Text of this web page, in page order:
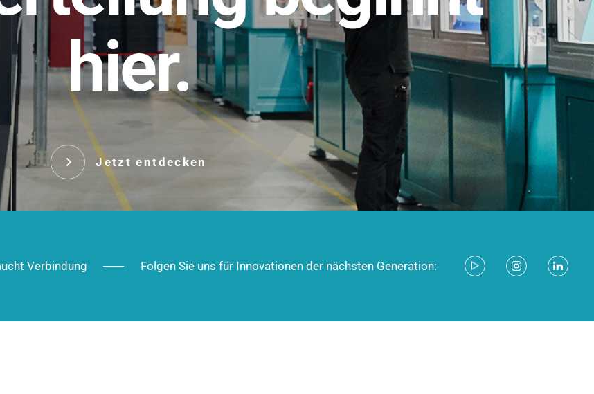
hier.
Jetzt entdecken
im Alltag,
Das innovative Stecksystem für industrielle Anwendungen –
robust, IP-geschützt und zukunftsfähig.
Jetzt entdecken
Verbindung Folgen Sie uns für Innovationen der nächsten Generation: